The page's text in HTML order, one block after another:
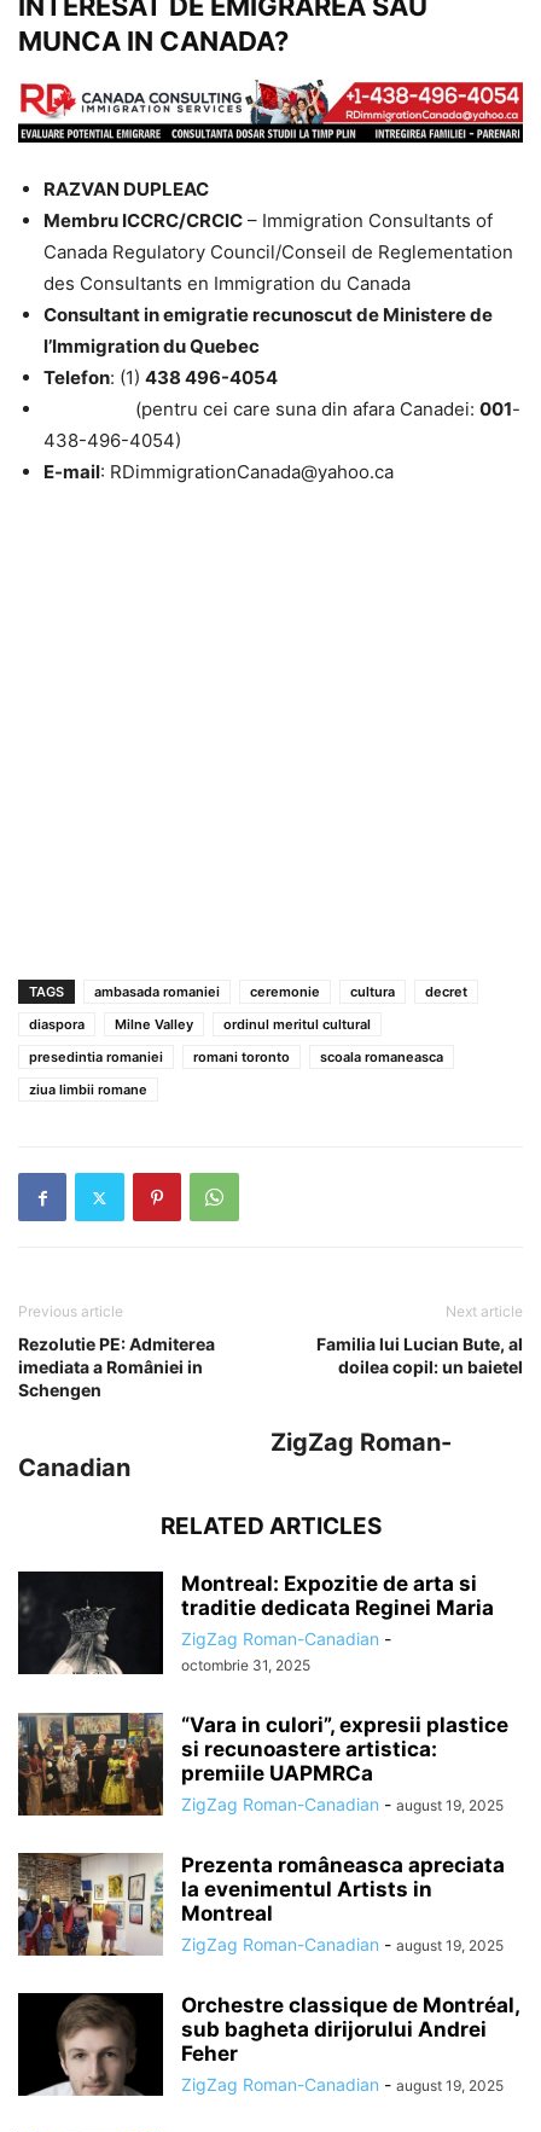
INTERESAT DE EMIGRAREA SAU
MUNCA IN CANADA?
RAZVAN DUPLEAC
Membru ICCRC/CRCIC – Immigration Consultants of
Canada Regulatory Council/Conseil de Reglementation
des Consultants en Immigration du Canada
Consultant in emigratie recunoscut de Ministere de
l’Immigration du Quebec
Telefon: (1) 438 496-4054
(pentru cei care suna din afara Canadei: 001-
438-496-4054)
E-mail: RDimmigrationCanada@yahoo.ca
TAGS ambasada romaniei ceremonie cultura
decret
diaspora
Milne Valley
ordinul meritul cultural
presedintia romaniei
romani toronto
scoala romaneasca
ziua limbii romane
Previous article
Rezolutie PE: Admiterea
imediata a României in
Schengen
Next article
Familia lui Lucian Bute, al
doilea copil: un baietel
ZigZag Roman-
Canadian
RELATED ARTICLES
Montreal: Expozitie de arta si
traditie dedicata Reginei Maria
ZigZag Roman-Canadian -
octombrie 31, 2025
“Vara in culori”, expresii plastice
si recunoastere artistica:
premiile UAPMRCa
ZigZag Roman-Canadian - august 19, 2025
Prezenta româneasca apreciata
la evenimentul Artists in
Montreal
ZigZag Roman-Canadian - august 19, 2025
Orchestre classique de Montréal,
sub bagheta dirijorului Andrei
Feher
ZigZag Roman-Canadian - august 19, 2025